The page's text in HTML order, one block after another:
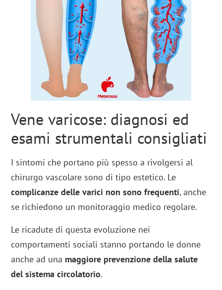
Vene varicose: diagnosi ed
esami strumentali consigliati
I sintomi che portano più spesso a rivolgersi al
chirurgo vascolare sono di tipo estetico. Le
complicanze delle varici non sono frequenti, anche
se richiedono un monitoraggio medico regolare.
Le ricadute di questa evoluzione nei
comportamenti sociali stanno portando le donne
anche ad una maggiore prevenzione della salute
del sistema circolatorio.